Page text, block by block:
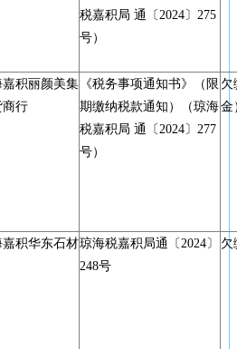
税嘉积局 通〔2024〕275
号）
嘉积丽颜美集
商行
《税务事项通知书》（限
期缴纳税款通知）（琼海
税嘉积局 通〔2024〕277
号）
欠
金
嘉积华东石材琼海税嘉积局通〔2024〕
248号
欠